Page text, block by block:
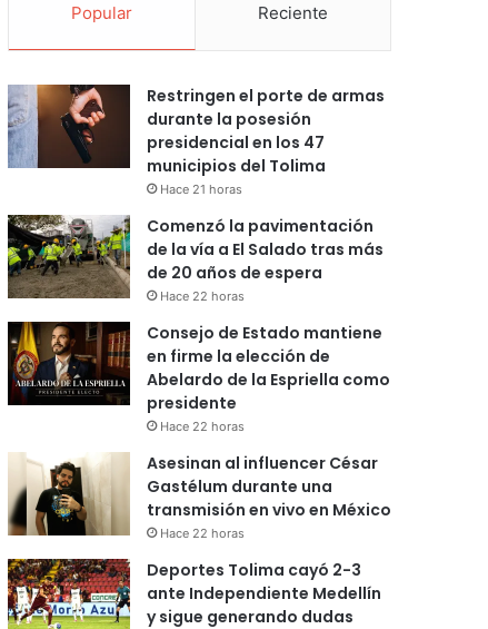
Popular Reciente
Restringen el porte de armas
durante la posesión
presidencial en los 47
municipios del Tolima
Hace 21 horas
Comenzó la pavimentación
de la vía a El Salado tras más
de 20 años de espera
Hace 22 horas
Consejo de Estado mantiene
en firme la elección de
Abelardo de la Espriella como
presidente
Hace 22 horas
Asesinan al influencer César
Gastélum durante una
transmisión en vivo en México
Hace 22 horas
Deportes Tolima cayó 2-3
ante Independiente Medellín
y sigue generando dudas